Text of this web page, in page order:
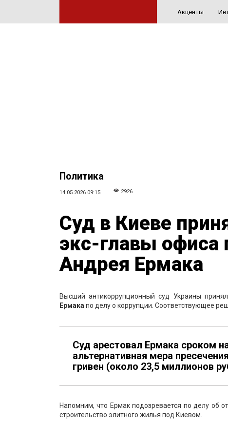
Акценты
Политика
14.05.2026 09:15 2926
Суд в Киеве
экс-главы офиса
Андрея Ермака
Высший антикоррупционный суд Украины
Ермака по делу о коррупции. Соответствующее
Суд арестовал Ермака сроком
альтернативная мера
гривен (около 23,5 миллионов
Напомним, что Ермак подозревается по делу об
строительство элитного жилья под Киевом.